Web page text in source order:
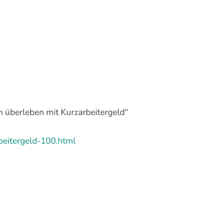
überleben mit Kurzarbeitergeld“
100.html